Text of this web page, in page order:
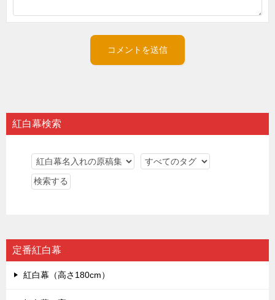
紅白幕検索
定番紅白幕
紅白幕（高さ180cm）